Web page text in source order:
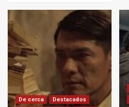
De cerca
Destacados